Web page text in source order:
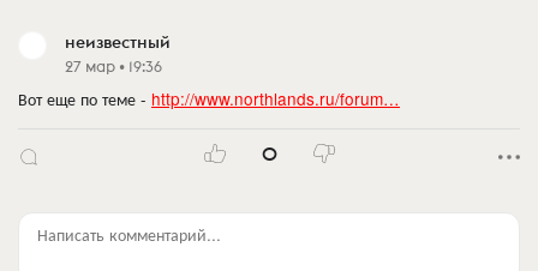
неизвестный
27 мар • 19:36
Вот еще по теме - http://www.northlands.ru/forum…
0
Написать комментарий...